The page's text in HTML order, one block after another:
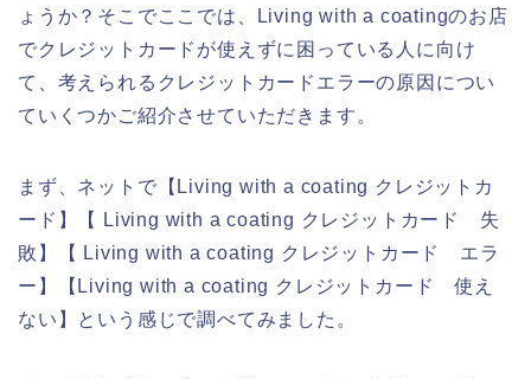
ょうか？そこでここでは、Living with a coatingのお店
でクレジットカードが使えずに困っている人に向け
て、考えられるクレジットカードエラーの原因につい
ていくつかご紹介させていただきます。
まず、ネットで【Living with a coating クレジットカ
ード】【 Living with a coating クレジットカード 失
敗】【 Living with a coating クレジットカード エラ
ー】【Living with a coating クレジットカード 使え
ない】という感じで調べてみました。